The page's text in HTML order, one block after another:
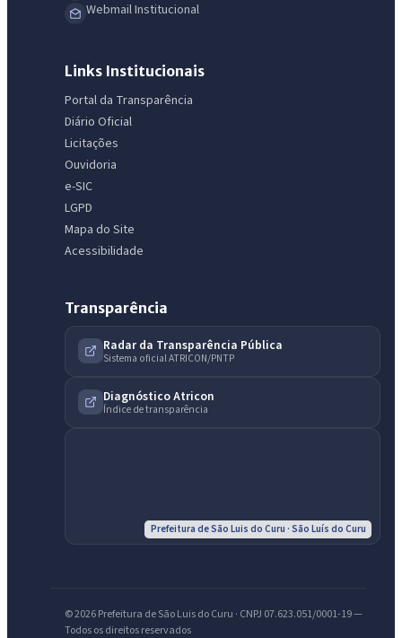
Webmail Institucional
Links Institucionais
Portal da Transparência
Diário Oficial
Licitações
Ouvidoria
e-SIC
LGPD
Mapa do Site
Acessibilidade
Transparência
Radar da Transparência Pública
Sistema oficial ATRICON/PNTP
Diagnóstico Atricon
Índice de transparência
Prefeitura de São Luis do Curu · São Luís do Curu
© 2026 Prefeitura de São Luis do Curu · CNPJ 07.623.051/0001-19 —
Todos os direitos reservados
IntGest AI
Assistente do Portal